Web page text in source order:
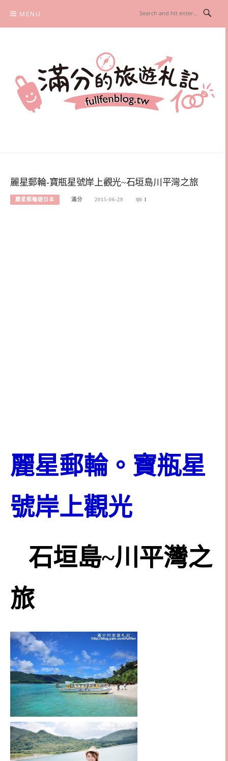
content
MENU
麗星郵輪-寶瓶星號岸上觀光~石垣島川平灣之旅
麗星郵輪遊日本 滿分 2015-06-29 1
麗星郵輪。寶瓶星
號岸上觀光
石垣島~川平灣之
旅